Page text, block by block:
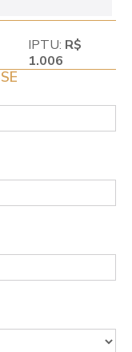
IPTU: R$
1.006